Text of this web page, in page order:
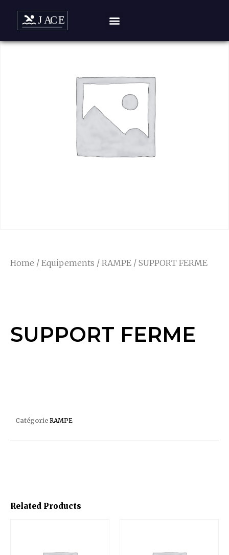
Home / Equipements / RAMPE / SUPPORT FERME
SUPPORT FERME
Related Products
Catégorie RAMPE